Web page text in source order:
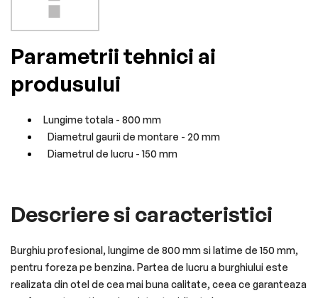
Parametrii tehnici ai
produsului
Lungime totala - 800 mm
Diametrul gaurii de montare - 20 mm
Diametrul de lucru - 150 mm
Descriere si caracteristici
Burghiu profesional, lungime de 800 mm si latime de 150 mm,
pentru foreza pe benzina. Partea de lucru a burghiului este
realizata din otel de cea mai buna calitate, ceea ce garanteaza